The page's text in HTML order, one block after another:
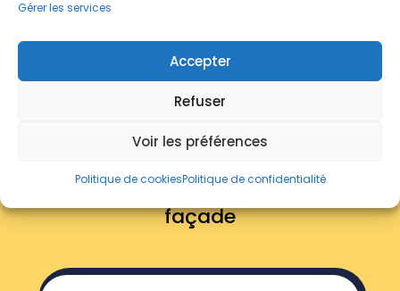
Gérer les services
Accepter
Refuser
Voir les préférences
Politique de cookiesPolitique de confidentialité
Les aides disponibles pour
entretenir et préserver sa
façade